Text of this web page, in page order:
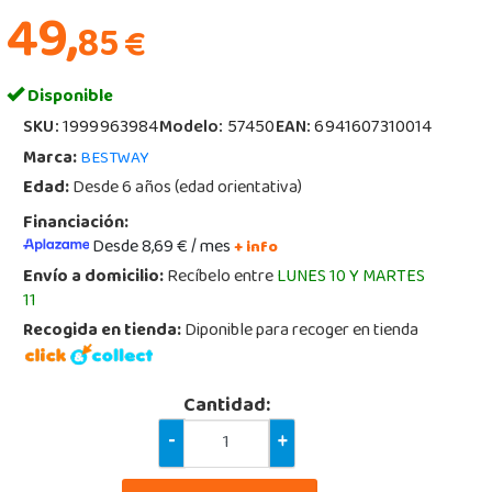
49,85€
Disponible
SKU:1999963984Modelo:57450EAN:6941607310014
Marca:BESTWAY
Edad:Desde 6 años (edad orientativa)
Financiación:
Desde 8,69 € / mes+ info
Envío a domicilio:Recíbelo entreLUNES 10 Y MARTES
11
Recogida en tienda:Diponible para recoger en tienda
Cantidad:
-
+